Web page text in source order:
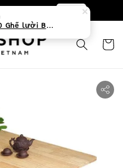
chúng tôi
Tekkashop HDGD200 Ghế lười Beanbag form truyền thống, chất liệu Olefin canvas kháng nước, màu xanh biển, có thể sử dụng trong nhà và cả ngoài trời, có quai xách